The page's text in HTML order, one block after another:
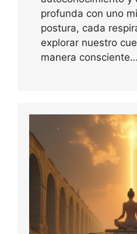
profunda con uno
postura, cada
explorar nuestro
manera